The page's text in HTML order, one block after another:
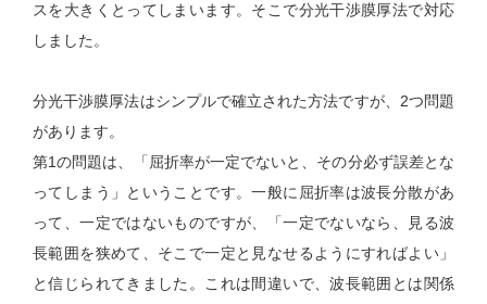
スを大きくとってしまいます。そこで分光干渉膜厚法で対応
しました。
分光干渉膜厚法はシンプルで確立された方法ですが、2つ問題
があります。
第1の問題は、「屈折率が一定でないと、その分必ず誤差とな
ってしまう」ということです。一般に屈折率は波長分散があ
って、一定ではないものですが、「一定でないなら、見る波
長範囲を狭めて、そこで一定と見なせるようにすればよい」
と信じられてきました。これは間違いで、波長範囲とは関係